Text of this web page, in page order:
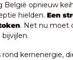
België opnieuw
hielden. Een
. Net nu moet
rond kernenergie,